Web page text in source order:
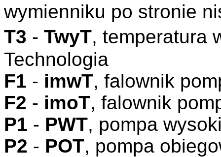
wymienniku po stronie
T3 - TwyT, temperatura
Technologia
F1 - imwT, falownik
F2 - imoT, falownik
P1 - PWT, pompa
P2 - POT, pompa